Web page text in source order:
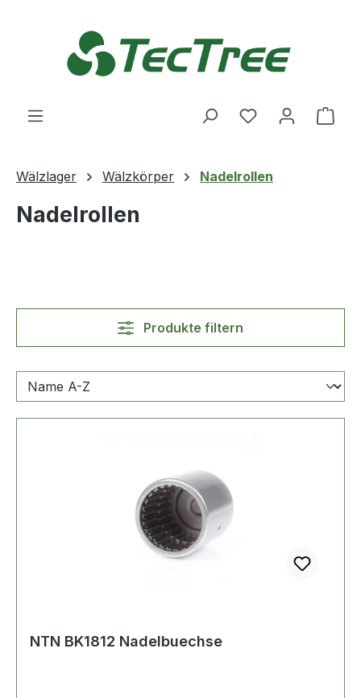
Du hast 0
Wälzlager Wälzkörper Nadelrollen
Nadelrollen
Produkte filtern
NTN BK1812 Nadelbuechse